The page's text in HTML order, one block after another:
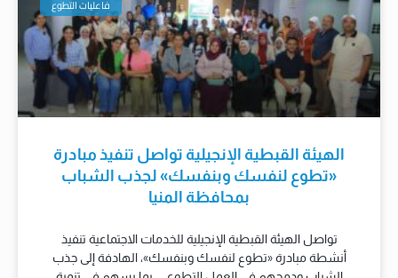
فاعليات التطوع
الهيئة القبطية الإنجيلية تواصل تنفيذ مبادرة
«تطوع لنفسك وبنفسك» لجذب الشباب
بمحافظة المنيا
تواصل الهيئة القبطية الإنجيلية للخدمات الاجتماعية تنفيذ
أنشطة مبادرة «تطوع لنفسك وبنفسك»، الهادفة إلى جذب